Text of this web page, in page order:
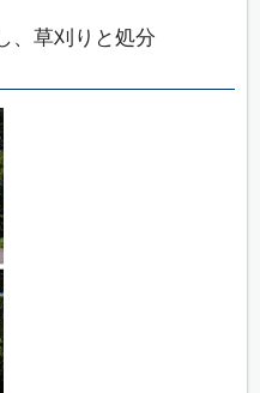
し、草刈りと処分